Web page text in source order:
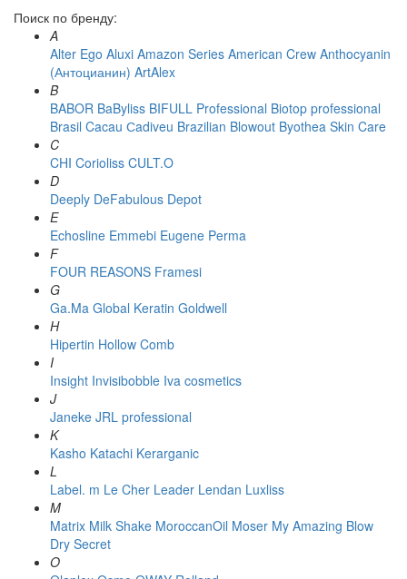
Поиск по бренду:
A
Alter Ego Aluxi Amazon Series American Crew Anthocyanin
(Антоцианин) ArtAlex
B
BABOR BaByliss BIFULL Professional Biotop professional
Brasil Cacau Сadiveu Brazilian Blowout Byothea Skin Care
C
CHI Corioliss CULT.O
D
Deeply DeFabulous Depot
E
Echosline Emmebi Eugene Perma
F
FOUR REASONS Framesi
G
Ga.Ma Global Keratin Goldwell
H
Hipertin Hollow Comb
I
Insight Invisibobble Iva cosmetics
J
Janeke JRL professional
K
Kasho Katachi Kerarganic
L
Label. m Le Cher Leader Lendan Luxliss
M
Matrix Milk Shake MoroccanOil Moser My Amazing Blow
Dry Secret
O